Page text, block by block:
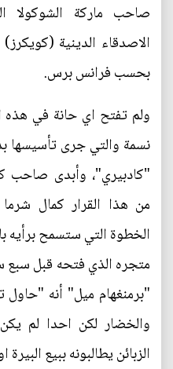
صاحب ماركة الشوكولا
الاصدقاء الدينية
بحسب فرانس برس.
نسمة والتي جرى تأسيسها
"كادبيري"، وأبدى
من هذا القرار كمال
الخطوة التي ستسمح برأيه
متجره الذي فتحه قبل
"برمنغهام ميل" أنه "حاول
والخضار لكن احدا لم
الزبائن يطالبونه ببيع البيرة